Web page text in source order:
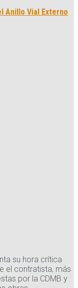
su hora crítica
el contratista, más
por la CDMB y